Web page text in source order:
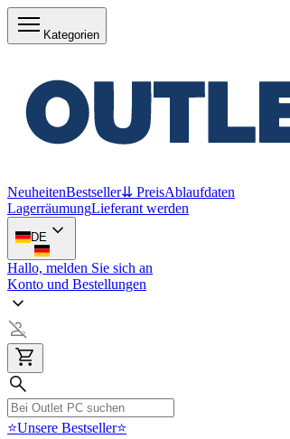
Kategorien
NeuheitenBestseller⇊ PreisAblaufdaten
LagerräumungLieferant werden
DE
Hallo, melden Sie sich an
Konto und Bestellungen
⭐Unsere Bestseller⭐